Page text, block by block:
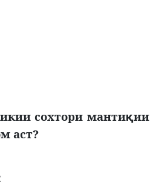
сохтори мантиқии
аст?